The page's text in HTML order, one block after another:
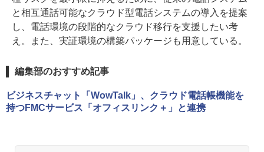
と相互通話可能なクラウド型電話システムの導入を提案
し、電話環境の段階的なクラウド移行を支援したい考
え。また、実証環境の構築パッケージも用意している。
編集部のおすすめ記事
ビジネスチャット「WowTalk」、クラウド電話帳機能を
持つFMCサービス「オフィスリンク＋」と連携